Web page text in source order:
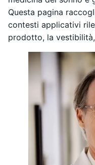
Questa pagina
contesti applicativi
prodotto, la vestibilità,